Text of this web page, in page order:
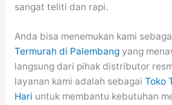
sangat teliti dan rapi.
Anda bisa menemukan kami
Termurah di Palembangyang
langsung dari pihak distributor
layanan kami adalah sebagai Toko
Hari untuk membantu kebutuhan